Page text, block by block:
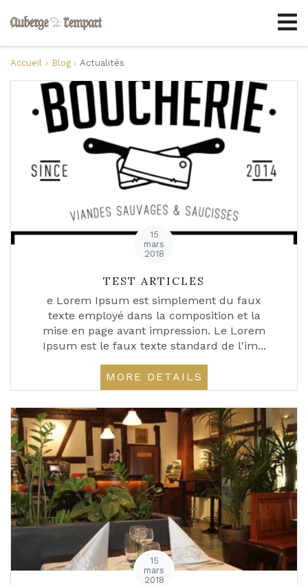
Accueil Blog Actualités
15
mars
2018
TEST ARTICLES
e Lorem Ipsum est simplement du faux
texte employé dans la composition et la
mise en page avant impression. Le Lorem
Ipsum est le faux texte standard de l'im...
MORE DETAILS
15
mars
2018